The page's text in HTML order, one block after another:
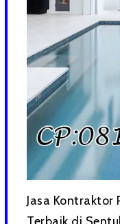
Jasa Kontraktor
Terbaik di